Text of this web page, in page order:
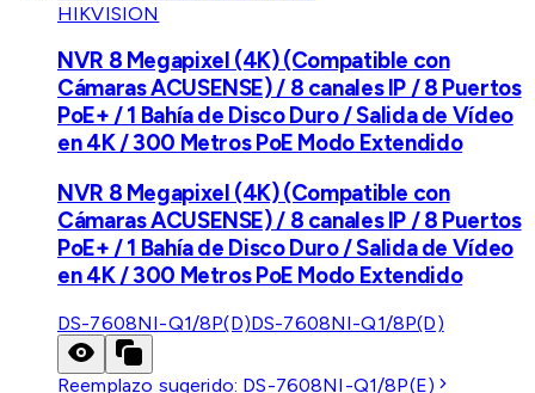
HIKVISION
NVR 8 Megapixel (4K) (Compatible con
Cámaras ACUSENSE) / 8 canales IP / 8 Puertos
PoE+ / 1 Bahía de Disco Duro / Salida de Vídeo
en 4K / 300 Metros PoE Modo Extendido
NVR 8 Megapixel (4K) (Compatible con
Cámaras ACUSENSE) / 8 canales IP / 8 Puertos
PoE+ / 1 Bahía de Disco Duro / Salida de Vídeo
en 4K / 300 Metros PoE Modo Extendido
DS-7608NI-Q1/8P(D)DS-7608NI-Q1/8P(D)
Reemplazo sugerido: DS-7608NI-Q1/8P(E)